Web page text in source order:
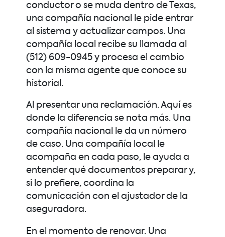
conductor o se muda dentro de Texas,
una compañía nacional le pide entrar
al sistema y actualizar campos. Una
compañía local recibe su llamada al
(512) 609-0945 y procesa el cambio
con la misma agente que conoce su
historial.
Al presentar una reclamación. Aquí es
donde la diferencia se nota más. Una
compañía nacional le da un número
de caso. Una compañía local le
acompaña en cada paso, le ayuda a
entender qué documentos preparar y,
si lo prefiere, coordina la
comunicación con el ajustador de la
aseguradora.
En el momento de renovar. Una